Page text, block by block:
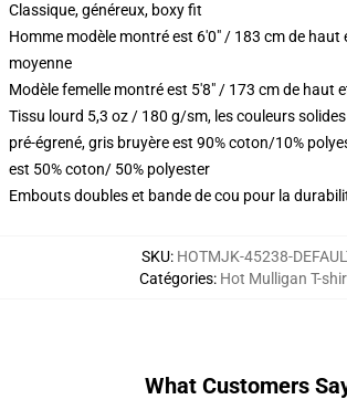
Classique, généreux, boxy fit
Homme modèle montré est 6'0" / 183 cm de haut
moyenne
Modèle femelle montré est 5'8" / 173 cm de haut
Tissu lourd 5,3 oz / 180 g/sm, les couleurs
pré-égrené, gris bruyère est 90% coton/10%
est 50% coton/ 50% polyester
Embouts doubles et bande de cou pour la
SKU: HOTMJK-45238-
Catégories: Hot Mulligan T-
What Customers